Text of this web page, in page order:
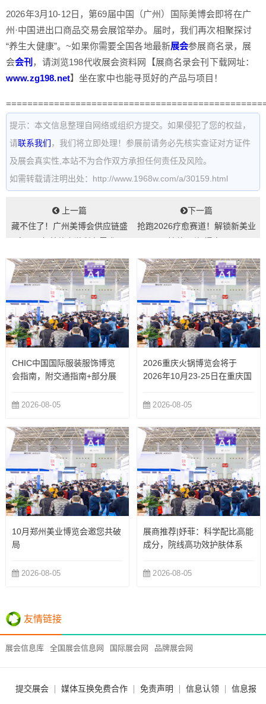
2026年3月10-12日，第69届中国（广州）国际美博会即将在广
州·中国进出口商品交易会展馆举办。届时，我们再次相聚探讨
“养生大健康”。~如果你需要全国各地最新展会参展商名录，展
会会刊 ，请浏览198代收展会资料网【展商名录会刊下载网址：
www.zg198.net】坐在家中也能寻觅好的产品与项目！
提示：本文信息整理自网络或组织方提交。如果侵犯了您的权益，
请联系我们 ，我们将立即处理！参展前请务必先核实查证对方证件
及展会真实性,本站不为合作双方承担任何责任及风险。
如需转载请注明出处：http://www.1968w.com/a/30159.html
上一篇
藏不住了！广州美博会供应链盛
下一篇
抢跑2026疗愈赛道！解锁新美业
CHIC中国国际服装服饰博览
会指南，附交通指南+部分展
2026-08-05
2026重庆火锅博览会将于
2026年10月23-25日在重庆国
2026-08-05
10月郑州美业博览会邀您共破
局
2026-08-05
展商推荐|妤菲：科学配比高能
成分，院线高功效护肤体系
2026-08-05
友情链接
展会信息库 全国展会信息网 国际展会网 品牌展会网
提交展会 媒体互换免费合作 免责声明 信息认领 信息报